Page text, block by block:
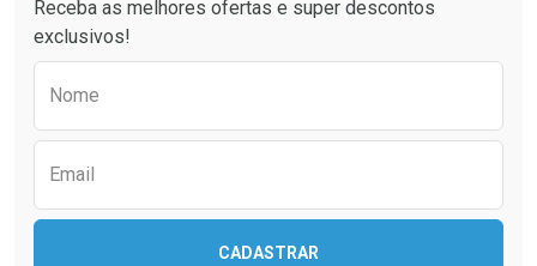
Receba as melhores ofertas e super descontos
exclusivos!
Nome
Email
CADASTRAR